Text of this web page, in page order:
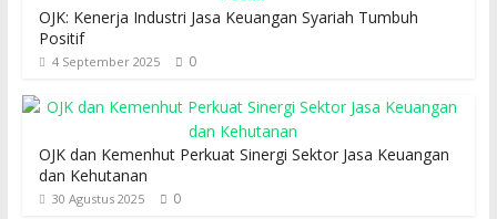
OJK: Kenerja Industri Jasa Keuangan Syariah Tumbuh
Positif
4 September 2025 0
OJK dan Kemenhut Perkuat Sinergi Sektor Jasa Keuangan
dan Kehutanan
30 Agustus 2025 0